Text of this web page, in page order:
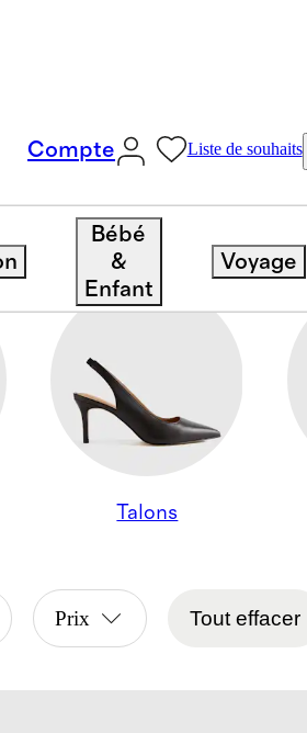
Compte Liste de souhaits
Bébé
&
Enfant
Voyage
Talons
Prix Tout effacer